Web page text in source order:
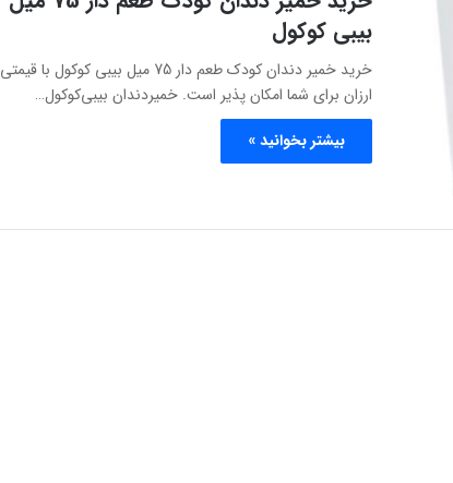
بیبی کوکول
خرید خمیر دندان کودک طعم دار 75 میل بیبی کوکول با قیمتی
ارزان برای شما امکان پذیر است. خمیردندان بیبی‌کوکول…
بیشتر بخوانید »